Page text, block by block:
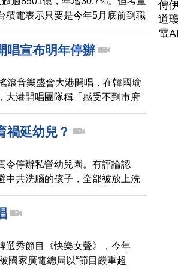
積電表示只要是今年5月底前到職
商品卡和1.2萬獎金，這回要發
唱宣布明年停辦
滾音樂盛會大港開唱，在韓國瑜
大港開唱團隊稱「感受不到市府
無法克服的困難，因此11號晚
。
禍延幼兒？
令停辦私營幼兒園。有評論認
中共洗腦的孩子，全部被放上洗
選秀節目《快樂女聲》，今年
國家廣電總局以“節目嚴重超
傳
道
電